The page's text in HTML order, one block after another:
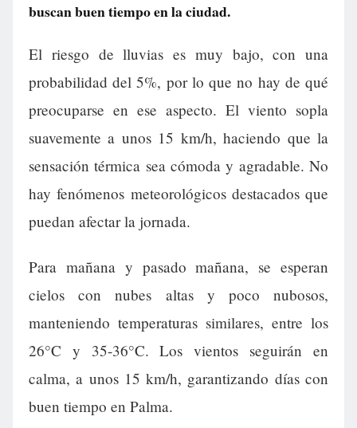
buscan buen tiempo en la ciudad.
El riesgo de lluvias es muy bajo, con una
probabilidad del 5%, por lo que no hay de qué
preocuparse en ese aspecto. El viento sopla
suavemente a unos 15 km/h, haciendo que la
sensación térmica sea cómoda y agradable. No
hay fenómenos meteorológicos destacados que
puedan afectar la jornada.
Para mañana y pasado mañana, se esperan
cielos con nubes altas y poco nubosos,
manteniendo temperaturas similares, entre los
26°C y 35-36°C. Los vientos seguirán en
calma, a unos 15 km/h, garantizando días con
buen tiempo en Palma.